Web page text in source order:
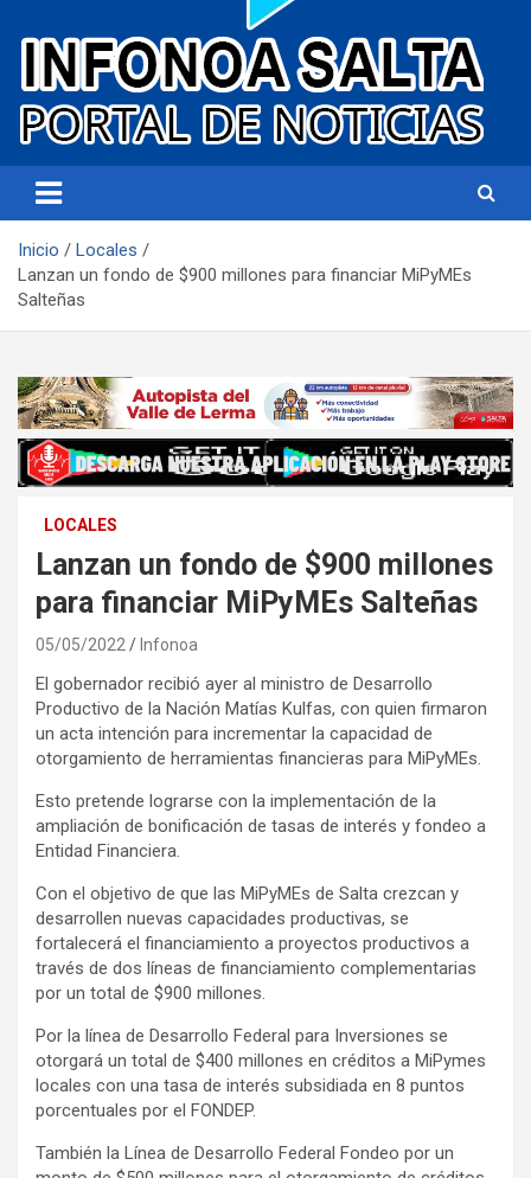
Infonoa Salta
Inicio
Locales
Lanzan un fondo de $900 millones para financiar MiPyMEs
Salteñas
LOCALES
Lanzan un fondo de $900 millones
para financiar MiPyMEs Salteñas
05/05/2022 Infonoa
El gobernador recibió ayer al ministro de Desarrollo
Productivo de la Nación Matías Kulfas, con quien firmaron
un acta intención para incrementar la capacidad de
otorgamiento de herramientas financieras para MiPyMEs.
Esto pretende lograrse con la implementación de la
ampliación de bonificación de tasas de interés y fondeo a
Entidad Financiera.
Con el objetivo de que las MiPyMEs de Salta crezcan y
desarrollen nuevas capacidades productivas, se
fortalecerá el financiamiento a proyectos productivos a
través de dos líneas de financiamiento complementarias
por un total de $900 millones.
Por la línea de Desarrollo Federal para Inversiones se
otorgará un total de $400 millones en créditos a MiPymes
locales con una tasa de interés subsidiada en 8 puntos
porcentuales por el FONDEP.
También la Línea de Desarrollo Federal Fondeo por un